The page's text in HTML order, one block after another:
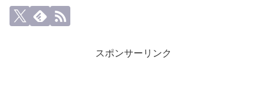
スポンサーリンク